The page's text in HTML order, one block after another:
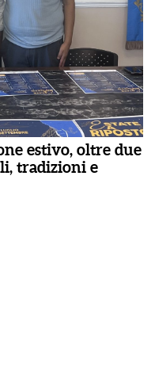
estivo, oltre due
tradizioni e